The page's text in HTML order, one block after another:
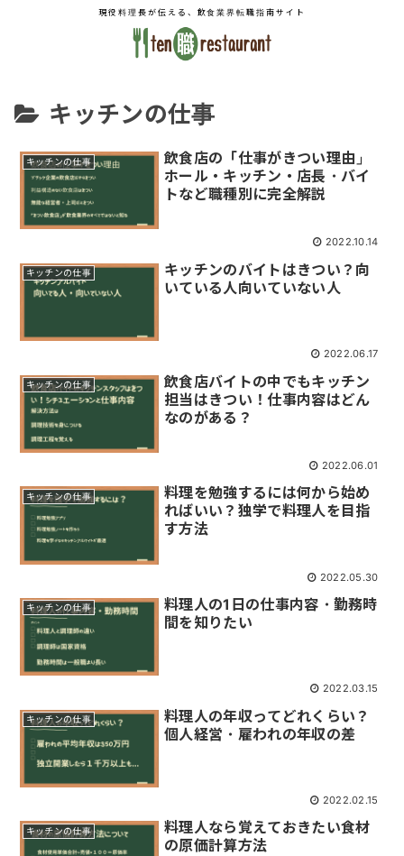
現役料理長が伝える、飲食業界転職指南サイト
キッチンの仕事
キッチンの仕事
飲食店の「仕事がきつい理由」
ホール・キッチン・店長・バイ
トなど職種別に完全解説
2022.10.14
キッチンの仕事
キッチンのバイトはきつい？向
いている人向いていない人
2022.06.17
キッチンの仕事
飲食店バイトの中でもキッチン
担当はきつい！仕事内容はどん
なのがある？
2022.06.01
キッチンの仕事
料理を勉強するには何から始め
ればいい？独学で料理人を目指
す方法
2022.05.30
キッチンの仕事
料理人の1日の仕事内容・勤務時
間を知りたい
2022.03.15
キッチンの仕事
料理人の年収ってどれくらい？
個人経営・雇われの年収の差
2022.02.15
キッチンの仕事
料理人なら覚えておきたい食材
の原価計算方法